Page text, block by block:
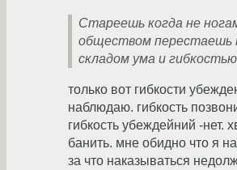
Стареешь когда не
обществом перестаешь
складом ума и
только вот гибкости
наблюдаю. гибкость
гибкость убеждейний -нет.
банить. мне обидно что я
за что наказываться